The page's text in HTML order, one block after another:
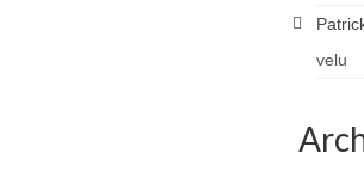
velu